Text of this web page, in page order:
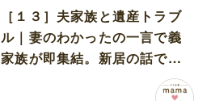
［１３］夫家族と遺産トラブ
ル｜妻のわかったの一言で義
家族が即集結。新居の話で盛
り上がる義家族を置いて実家